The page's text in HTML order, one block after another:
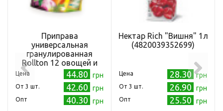
Приправа
универсальная
гранулированная
Rollton 12 овощей и
трав 110 г
(4820179251234)
Цена 44.80 грн
Oт 3 шт. 42.60 грн
Опт 40.30 грн
Нектар Rich "Вишня" 1л
(4820039352699)
Цена 28.30 грн
Oт 3 шт. 26.90 грн
Опт 25.50 грн